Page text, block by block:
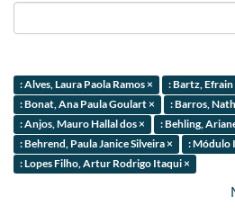
: Alves, Laura Paola Ramos × : Bartz, Efrain
: Bonat, Ana Paula Goulart ×
: Barros,
: Anjos, Mauro Hallal dos ×
: Behling,
: Behrend, Paula Janice Silveira ×
: Módulo
: Lopes Filho, Artur Rodrigo Itaqui ×